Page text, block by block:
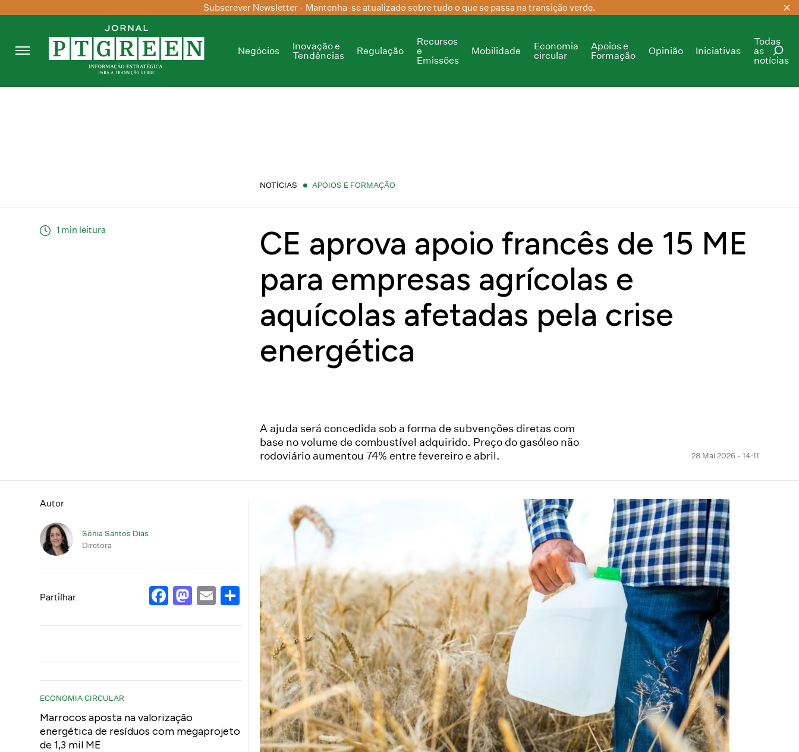
Subscrever Newsletter - Mantenha-se atualizado sobre tudo o que se passa na transição verde.
Negócios
Inovação e
Tendências
Regulação
Recursos
e
Emissões
Mobilidade
Economia
circular
Apoios e
Formação
Opinião Iniciativas
Todas
as
notícias
NOTÍCIAS APOIOS E FORMAÇÃO
1 min leitura
CE aprova apoio francês de 15 ME
para empresas agrícolas e
aquícolas afetadas pela crise
energética
A ajuda será concedida sob a forma de subvenções diretas com
base no volume de combustível adquirido. Preço do gasóleo não
rodoviário aumentou 74% entre fevereiro e abril.
28 Mai 2026 - 14:11
Autor
Sónia Santos Dias
Diretora
Partilhar Facebook
Mastodon
EmailShare
ECONOMIA CIRCULAR
Marrocos aposta na valorização
energética de resíduos com megaprojeto
de 1,3 mil ME